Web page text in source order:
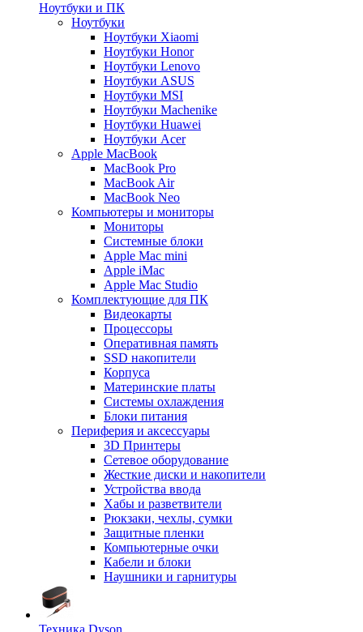
Ноутбуки и ПК
Ноутбуки
Ноутбуки Xiaomi
Ноутбуки Honor
Ноутбуки Lenovo
Ноутбуки ASUS
Ноутбуки MSI
Ноутбуки Machenike
Ноутбуки Huawei
Ноутбуки Acer
Apple MacBook
MacBook Pro
MacBook Air
MacBook Neo
Компьютеры и мониторы
Мониторы
Системные блоки
Apple Mac mini
Apple iMac
Apple Mac Studio
Комплектующие для ПК
Видеокарты
Процессоры
Оперативная память
SSD накопители
Корпуса
Материнские платы
Системы охлаждения
Блоки питания
Периферия и аксессуары
3D Принтеры
Сетевое оборудование
Жесткие диски и накопители
Устройства ввода
Хабы и разветвители
Рюкзаки, чехлы, сумки
Защитные пленки
Компьютерные очки
Кабели и блоки
Наушники и гарнитуры
Техника Dyson